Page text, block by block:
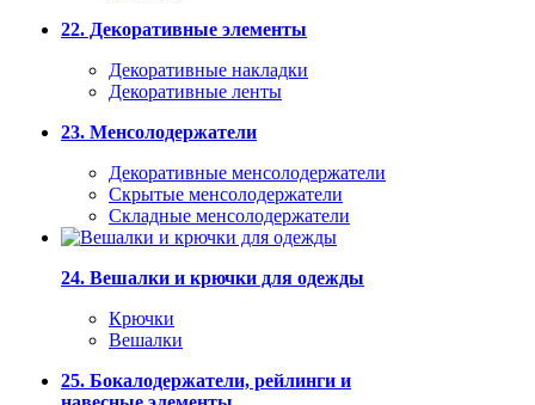
22. Декоративные элементы
Декоративные накладки
Декоративные ленты
23. Менсолодержатели
Декоративные менсолодержатели
Скрытые менсолодержатели
Складные менсолодержатели
24. Вешалки и крючки для одежды
Крючки
Вешалки
25. Бокалодержатели, рейлинги и